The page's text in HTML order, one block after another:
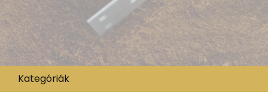
Kategóriák